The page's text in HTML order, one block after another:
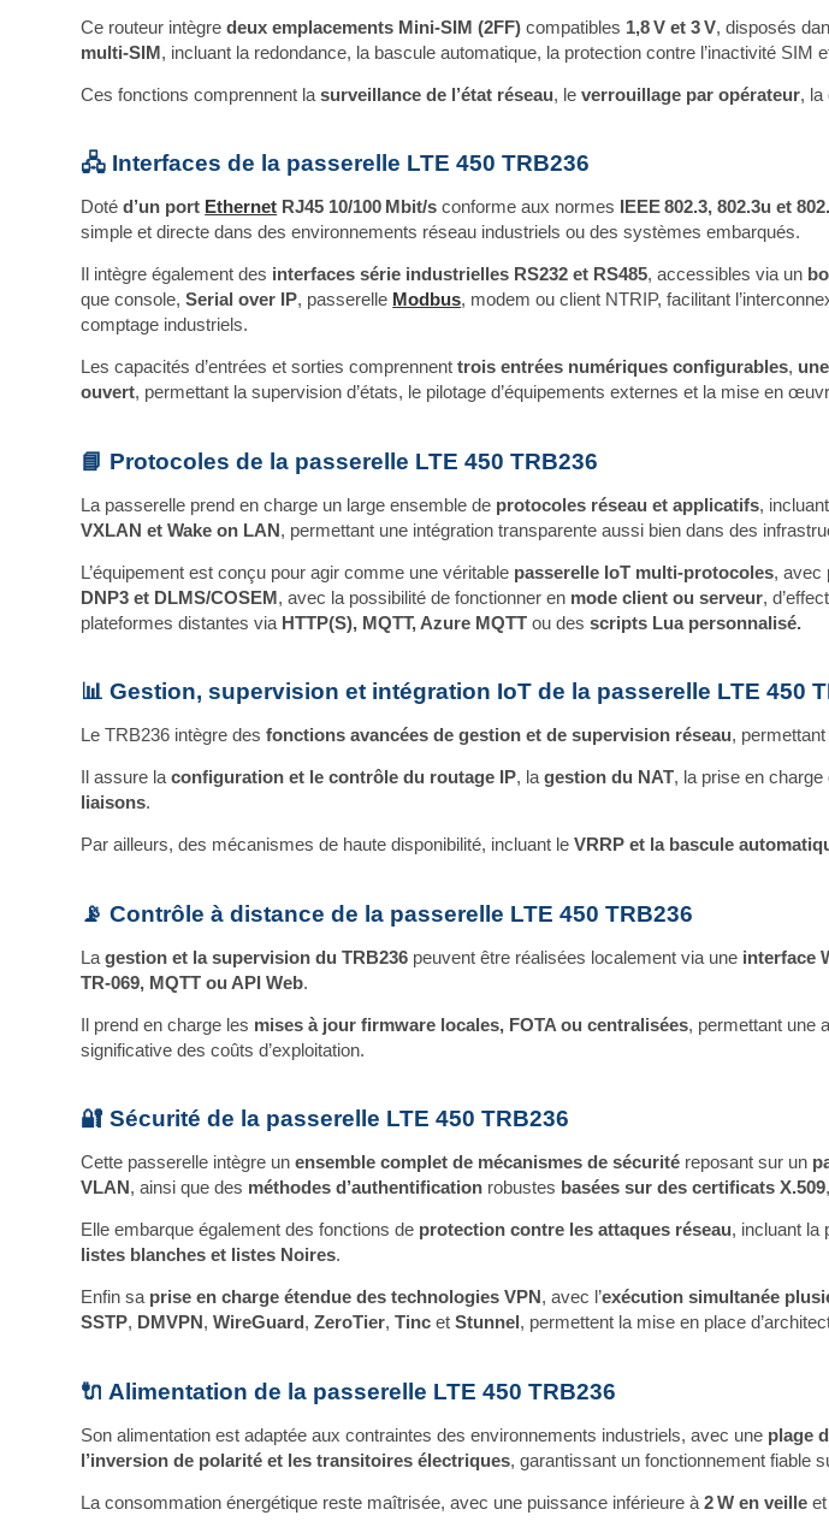
Ce routeur intègredeux emplacements Mini‑SIM (2FF) compatibles 1,8 V et 3 V, disposés
multi‑SIM , incluant la redondance, la bascule automatique, la protection contre l’inactivité SIM
Ces fonctions comprennent lasurveillance de l’état réseau, leverrouillage par opérateur, la
🖧 Interfaces de la passerelle LTE 450 TRB236
Dotéd’un port Ethernet RJ45 10/100 Mbit/s conforme aux normes IEEE 802.3, 802.3u et
simple et directe dans des environnements réseau industriels ou des systèmes embarqués.
Il intègre également des interfaces série industrielles RS232 et RS485, accessibles via un
que console,Serial over IP, passerelle Modbus, modem ou client NTRIP, facilitant
comptage industriels.
Les capacités d’entrées et sorties comprennenttrois entrées numériques configurables,
ouvert, permettant la supervision d’états, le pilotage d’équipements externes et la mise en
📘 Protocoles de la passerelle LTE 450 TRB236
La passerelle prend en charge un large ensemble de protocoles réseau et applicatifs,
VXLAN et Wake on LAN , permettant une intégration transparente aussi bien dans des
L’équipement est conçu pour agir comme une véritable passerelle IoT multi‑protocoles, avec
DNP3 et DLMS/COSEM , avec la possibilité de fonctionner en mode client ou serveur,
plateformes distantes via HTTP(S), MQTT, Azure MQTT ou desscripts Lua personnalisé.
📊 Gestion, supervision et intégration IoT de la passerelle LTE 450
Le TRB236 intègre desfonctions avancées de gestion et de supervision réseau,
Il assure laconfiguration et le contrôle du routage IP, lagestion du NAT, la prise en
liaisons.
Par ailleurs, des mécanismes de haute disponibilité, incluant leVRRP et la bascule
📡 Contrôle à distance de la passerelle LTE 450 TRB236
Lagestion et la supervision du TRB236 peuvent être réalisées localement via une interface
TR‑069, MQTT ou API Web.
Il prend en charge les mises à jour firmware locales, FOTA ou centralisées, permettant une
significative des coûts d’exploitation.
🔐 Sécurité de la passerelle LTE 450 TRB236
Cette passerelle intègre unensemble complet de mécanismes de sécurité reposant sur un
VLAN , ainsi que des méthodes d’authentification robustes basées sur des certificats X.509
Elle embarque également des fonctions de protection contre les attaques réseau, incluant la
listes blanches et listes Noires.
Enfin sa prise en charge étendue des technologies VPN , avec l’exécution simultanée
SSTP, DMVPN ,WireGuard ,ZeroTier,Tinc etStunnel , permettent la mise en place
🔌 Alimentation de la passerelle LTE 450 TRB236
Son alimentation est adaptée aux contraintes des environnements industriels, avec une plage
l’inversion de polarité et les transitoires électriques, garantissant un fonctionnement fiable
La consommation énergétique reste maîtrisée, avec une puissance inférieure à2 W en veille